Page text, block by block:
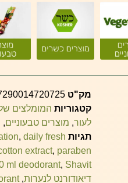
מק"ט
קטגוריות המומלצים
לעור, מוצרים טבעוניים,
תגיות
, daily fresh
extract, paraben
ml deodorant, Shavit
דיאודורנט לנערות,